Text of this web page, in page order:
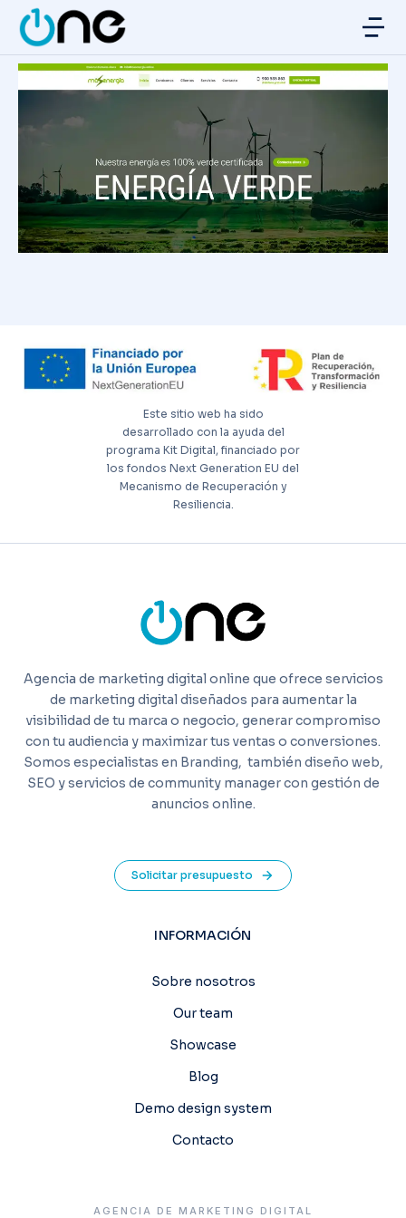
Este sitio web ha sido
desarrollado con la ayuda del
programa Kit Digital, financiado por
los fondos Next Generation EU del
Mecanismo de Recuperación y
Resiliencia.
Agencia de marketing digital online que ofrece servicios
de marketing digital diseñados para aumentar la
visibilidad de tu marca o negocio, generar compromiso
con tu audiencia y maximizar tus ventas o conversiones.
Somos especialistas en Branding, también diseño web,
SEO y servicios de community manager con gestión de
anuncios online.
Solicitar presupuesto
INFORMACIÓN
Sobre nosotros
Our team
Showcase
Blog
Demo design system
Contacto
AGENCIA DE MARKETING DIGITAL